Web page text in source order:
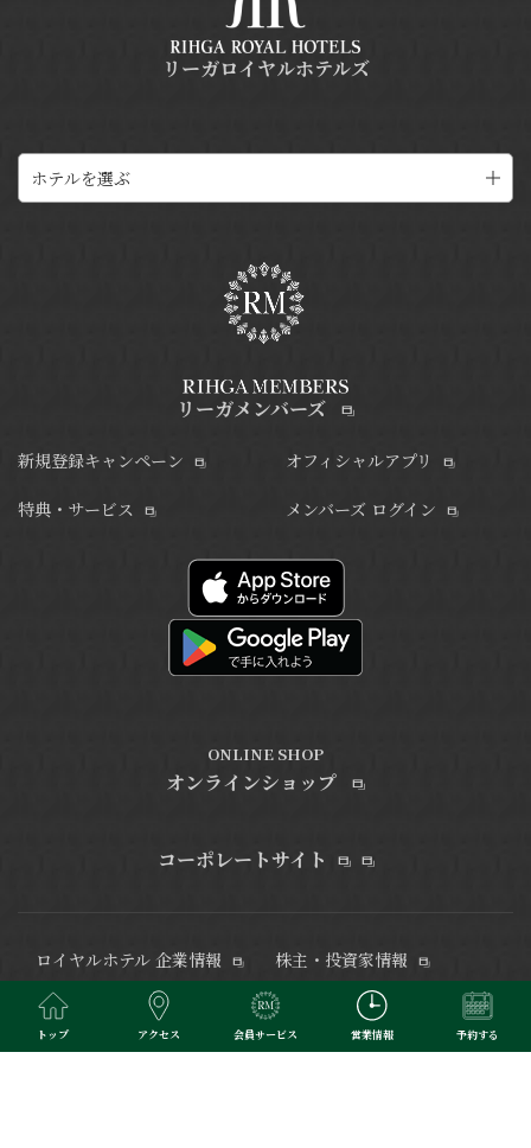
リーガロイヤルホテルズ
ホテルを選ぶ
リーガメンバーズ
新規登録キャンペーン
特典・サービス
オフィシャルアプリ
メンバーズ ログイン
ONLINE SHOP
オンラインショップ
コーポレートサイト
ロイヤルホテル 企業情報
株主・投資家情報
電子公告
サステナビリティ
健康経営
カスタマーハラスメント
トップ アクセス 会員サービス 営業情報 予約する